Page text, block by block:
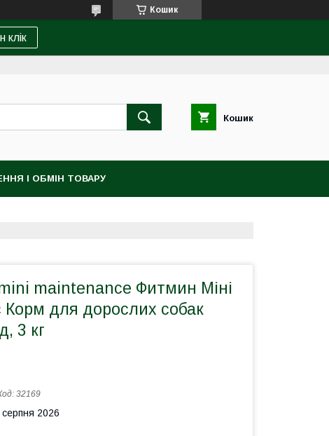
Кошик
клік
Кошик
І ОБМІН ТОВАРУ
maintenance Фитмин Міні
для дорослих собак
3 кг
32169
серпня 2026